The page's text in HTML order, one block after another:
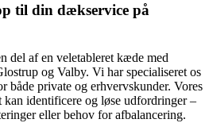
til din dækservice på
del af en veletableret kæde med
og Valby. Vi har specialiseret os
private og erhvervskunder. Vores
identificere og løse udfordringer –
eller behov for afbalancering.